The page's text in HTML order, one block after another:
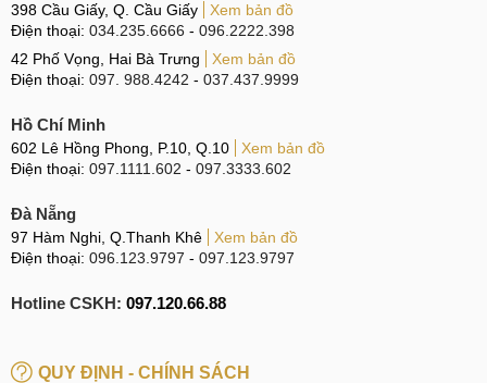
Hộp và các phụ kiện kèm theo máy
398 Cầu Giấy, Q. Cầu Giấy
Xem bản đồ
Điện thoại: 034.235.6666 - 096.2222.398
42 Phố Vọng, Hai Bà Trưng
Xem bản đồ
Điện thoại: 097. 988.4242 - 037.437.9999
Hồ Chí Minh
602 Lê Hồng Phong, P.10, Q.10
Xem bản đồ
Điện thoại: 097.1111.602 - 097.3333.602
Đà Nẵng
97 Hàm Nghi, Q.Thanh Khê
Xem bản đồ
Điện thoại: 096.123.9797 - 097.123.9797
Hotline CSKH: 097.120.66.88
QUY ĐỊNH - CHÍNH SÁCH